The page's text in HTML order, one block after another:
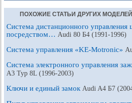
ПОХОЖИЕ СТАТЬИ ДРУГИХ
Система дистанционного управления
посредством… Audi 80 Б4 (1991-1996)
Система управления «KE-Motronic»
Система электронного управления
A3 Typ 8L (1996-2003)
Ключи и единый замок Audi A4 Б7